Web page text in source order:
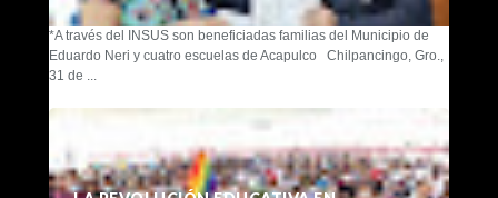
*A través del INSUS son beneficiadas familias del Municipio de
Eduardo Neri y cuatro escuelas de Acapulco Chilpancingo, Gro.,
31 de ...